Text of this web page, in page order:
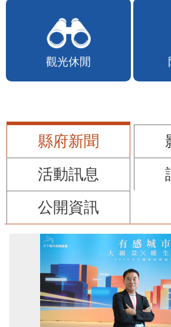
觀光休閒
縣府新聞
活動訊息
公開資訊